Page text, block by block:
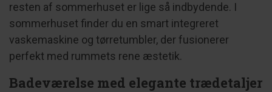
resten af sommerhuset er lige så indbydende. I
sommerhuset finder du en smart integreret
vaskemaskine og tørretumbler, der fusionerer
perfekt med rummets rene æstetik.
Badeværelse med elegante trædetaljer